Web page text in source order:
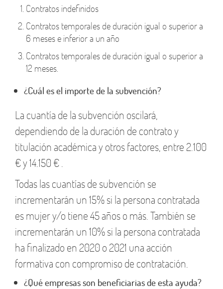
Contratos indefinidos
Contratos temporales de duración igual o superior a
6 meses e inferior a un año
Contratos temporales de duración igual o superior a
12 meses.
¿Cuál es el importe de la subvención?
La cuantía de la subvención oscilará,
dependiendo de la duración de contrato y
titulación académica y otros factores, entre 2.100
€ y 14.150 € .
Todas las cuantías de subvención se
incrementarán un 15% si la persona contratada
es mujer y/o tiene 45 años o más. También se
incrementarán un 10% si la persona contratada
ha finalizado en 2020 o 2021 una acción
formativa con compromiso de contratación.
¿Qué empresas son beneficiarias de esta ayuda?